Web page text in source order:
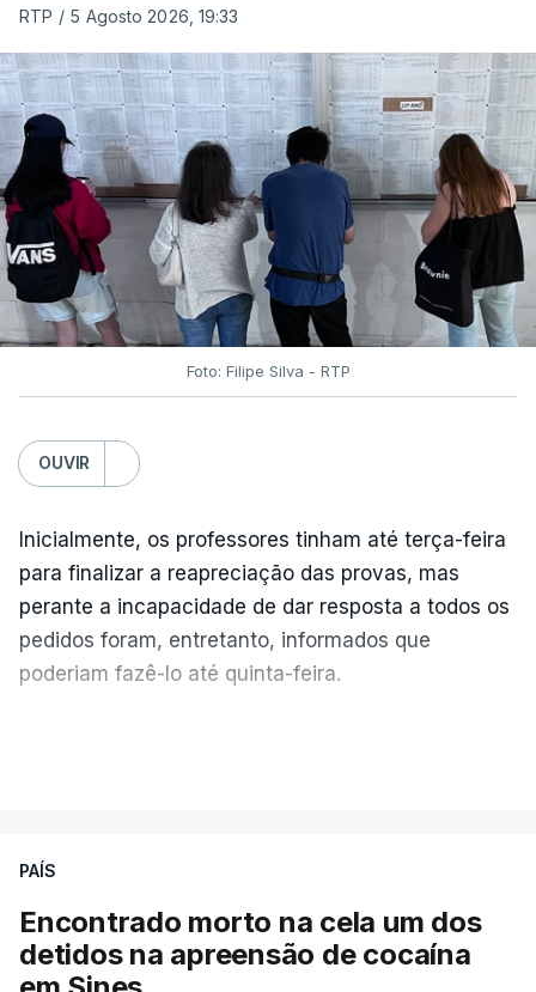
RTP / 5 Agosto 2026, 19:33
Foto: Filipe Silva - RTP
OUVIR
Inicialmente, os professores tinham até terça-feira
para finalizar a reapreciação das provas, mas
perante a incapacidade de dar resposta a todos os
pedidos foram, entretanto, informados que
poderiam fazê-lo até quinta-feira.
No domingo, estavam concluídos cerca de 50 por
cento dos mais de 20 mil pedidos de reapreciação,
mas Cristina Mota, porta-voz da Missão Escola
Pública, tem dúvidas de que o processo esteja
PAÍS
Encontrado morto na cela um dos
detidos na apreensão de cocaína